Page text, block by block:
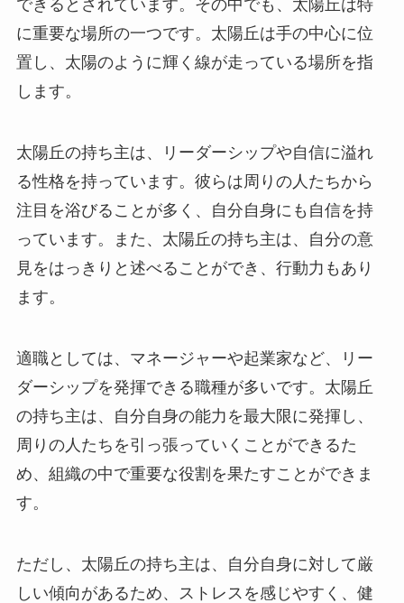
できるとされています。その中でも、太陽丘は特
に重要な場所の一つです。太陽丘は手の中心に位
置し、太陽のように輝く線が走っている場所を指
します。
太陽丘の持ち主は、リーダーシップや自信に溢れ
る性格を持っています。彼らは周りの人たちから
注目を浴びることが多く、自分自身にも自信を持
っています。また、太陽丘の持ち主は、自分の意
見をはっきりと述べることができ、行動力もあり
ます。
適職としては、マネージャーや起業家など、リー
ダーシップを発揮できる職種が多いです。太陽丘
の持ち主は、自分自身の能力を最大限に発揮し、
周りの人たちを引っ張っていくことができるた
め、組織の中で重要な役割を果たすことができま
す。
ただし、太陽丘の持ち主は、自分自身に対して厳
しい傾向があるため、ストレスを感じやすく、健